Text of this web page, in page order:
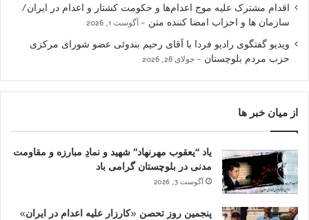
اقدام مشترک علیه موج اعدام‌ها و حکومت کشتار و اعدام در ایران/
سازمان ها و احزاب امضا کننده متن
آگوست 1, 2026
ویدیو گفتگوی رادیو فردا با آقای رحیم بندوئی عضو شورای مرکزی
حزب مردم بلوچستان
جولای 28, 2026
از میان خبر ها
یاد “یعقوب مهرنهاد” شهید و نمادِ مبارزه و مقاومت
مدنی در بلوچستان گرامی باد
آگوست 3, 2026
پنجمین روز تحصن «کارزار علیه اعدام در ایران»